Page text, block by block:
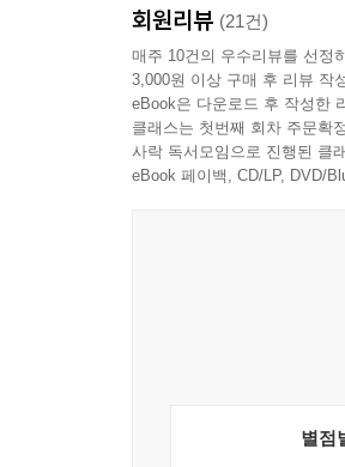
예술은 너무 쉽다
바나나
신호 앞에서
우회전을 하며
간
“커피 했어?”
“기사님, 이 길 아닌디요!”
일단 아무 버스나 손들고
“○○ 가는 버스 맞죠?”
맞으면 좋고 아니면 고개
2. 80세 이하
자울자울 한참을 가다 보
이 책의 추천의 글을 쓴
택시운전사』의 저자 홍
운전석에 앉아 타인을 바
노동과 경험에서 나오는
유머의 언어. 저자 허혁의
기다려주지 않는지….
회원리뷰 (21건)
매주 10건의 우수리뷰를 선정
3,000원 이상 구매 후 리뷰 작
eBook은 다운로드 후 작성한
클래스는 첫번째 회차 주문확
사락 독서모임으로 진행된 클
eBook 페이백, CD/LP, DVD/
별점